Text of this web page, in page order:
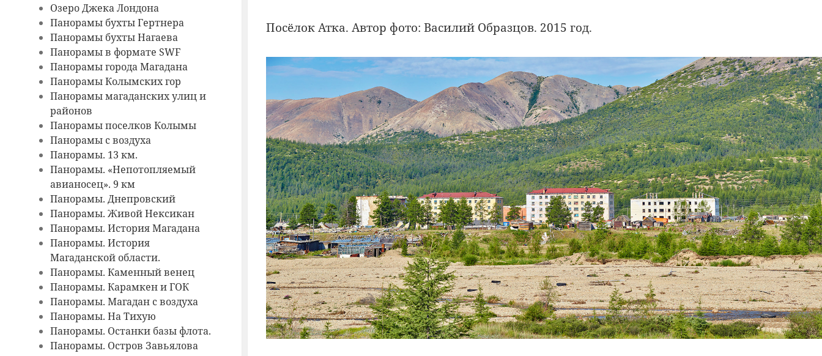
Озеро Джека Лондона
Панорамы бухты Гертнера
Панорамы бухты Нагаева
Панорамы в формате SWF
Панорамы города Магадана
Панорамы Колымских гор
Панорамы магаданских улиц и
районов
Панорамы поселков Колымы
Панорамы с воздуха
Панорамы. 13 км.
Панорамы. «Непотопляемый
авианосец». 9 км
Панорамы. Днепровский
Панорамы. Живой Нексикан
Панорамы. История Магадана
Панорамы. История
Магаданской области.
Панорамы. Каменный венец
Панорамы. Карамкен и ГОК
Панорамы. Магадан с воздуха
Панорамы. На Тихую
Панорамы. Останки базы флота.
Панорамы. Остров Завьялова
Посёлок Атка. Автор фото: Василий Образцов. 2015 год.